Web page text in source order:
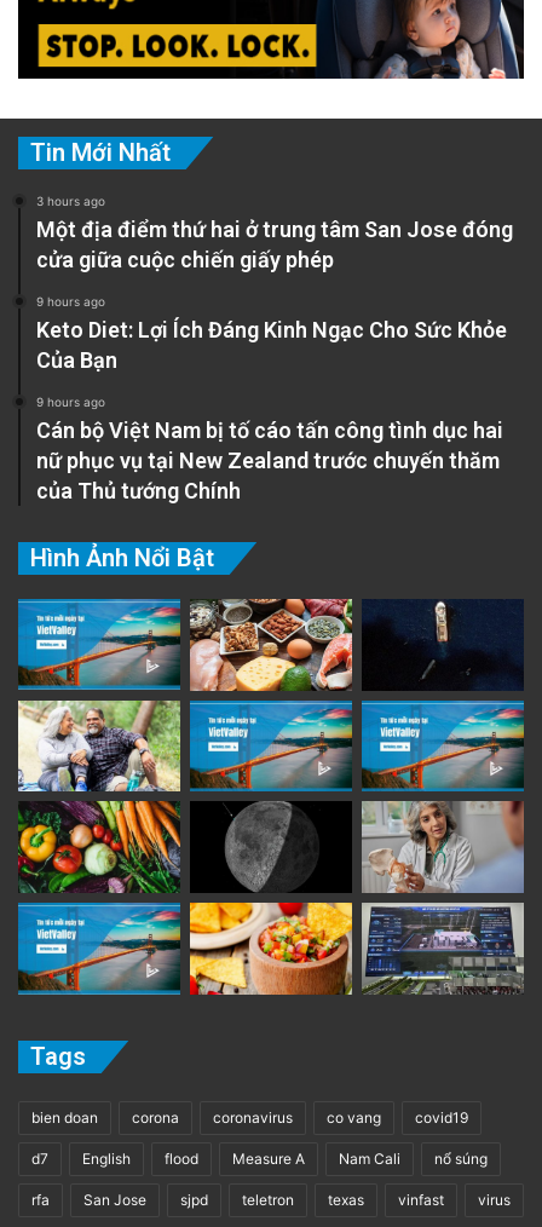
Tin Mới Nhất
3 hours ago
Một địa điểm thứ hai ở trung tâm San Jose đóng
cửa giữa cuộc chiến giấy phép
9 hours ago
Keto Diet: Lợi Ích Đáng Kinh Ngạc Cho Sức Khỏe
Của Bạn
9 hours ago
Cán bộ Việt Nam bị tố cáo tấn công tình dục hai
nữ phục vụ tại New Zealand trước chuyến thăm
của Thủ tướng Chính
Hình Ảnh Nổi Bật
Tags
bien doan corona coronavirus co vang covid19
d7 English flood Measure A Nam Cali nổ súng
rfa San Jose sjpd teletron texas vinfast virus